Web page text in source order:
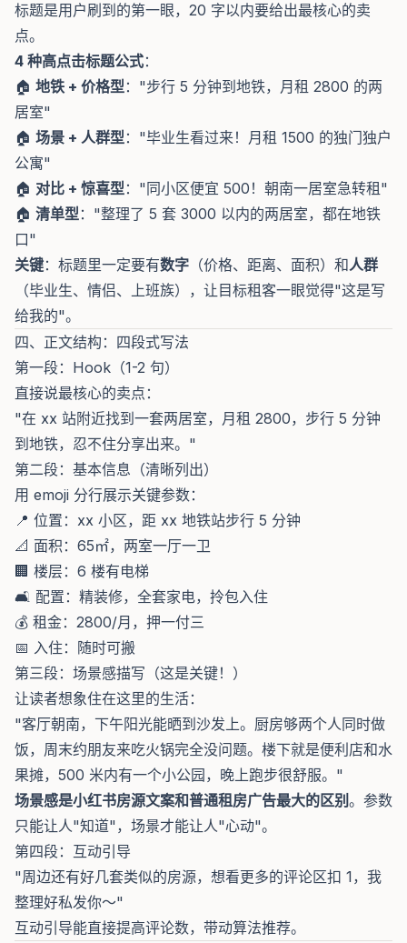
标题是用户刷到的第一眼，20 字以内要给出最核心的卖
点。
4 种高点击标题公式：
🏠 地铁 + 价格型："步行 5 分钟到地铁，月租 2800 的两
居室"
🏠 场景 + 人群型："毕业生看过来！月租 1500 的独门独户
公寓"
🏠 对比 + 惊喜型："同小区便宜 500！朝南一居室急转租"
🏠 清单型："整理了 5 套 3000 以内的两居室，都在地铁
口"
关键：标题里一定要有数字 （价格、距离、面积）和人群
（毕业生、情侣、上班族），让目标租客一眼觉得"这是写
给我的"。
四、正文结构：四段式写法
第一段：Hook（1-2 句）
直接说最核心的卖点：
"在 xx 站附近找到一套两居室，月租 2800，步行 5 分钟
到地铁，忍不住分享出来。"
第二段：基本信息（清晰列出）
用 emoji 分行展示关键参数：
📍 位置：xx 小区，距 xx 地铁站步行 5 分钟
📐 面积：65㎡，两室一厅一卫
🏢 楼层：6 楼有电梯
🛋️ 配置：精装修，全套家电，拎包入住
💰 租金：2800/月，押一付三
📅 入住：随时可搬
第三段：场景感描写（这是关键！）
让读者想象住在这里的生活：
"客厅朝南，下午阳光能晒到沙发上。厨房够两个人同时做
饭，周末约朋友来吃火锅完全没问题。楼下就是便利店和水
果摊，500 米内有一个小公园，晚上跑步很舒服。"
场景感是小红书房源文案和普通租房广告最大的区别 。参数
只能让人"知道"，场景才能让人"心动"。
第四段：互动引导
"周边还有好几套类似的房源，想看更多的评论区扣 1，我
整理好私发你～"
互动引导能直接提高评论数，带动算法推荐。